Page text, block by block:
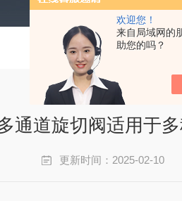
欢迎您！
来自局域网的
助您的吗？
通道旋切阀适用于
更新时间：2025-02-10